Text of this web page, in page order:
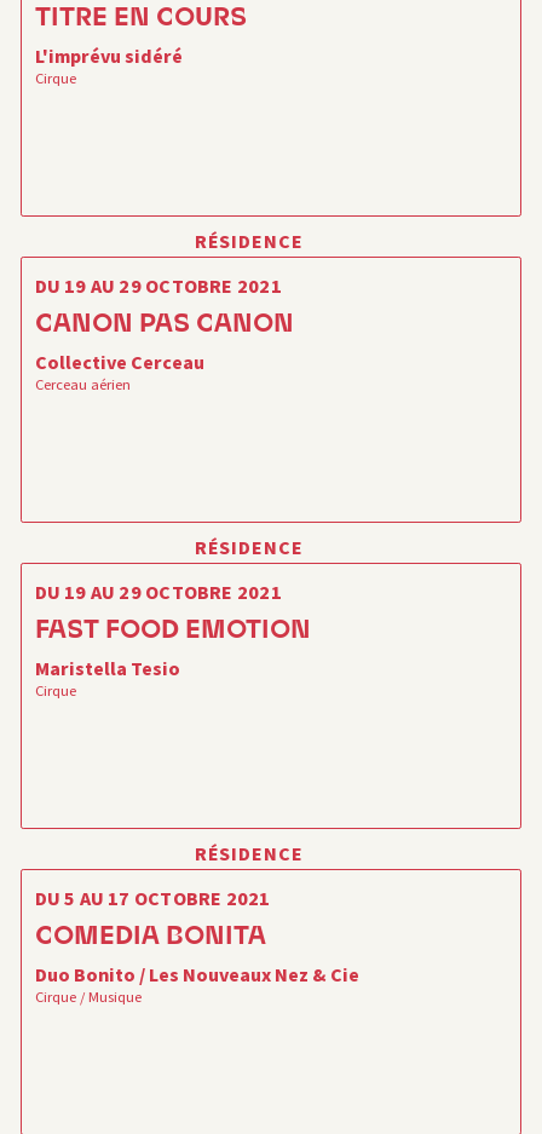
TITRE EN COURS
L'imprévu sidéré
Cirque
RÉSIDENCE
DU 19 AU 29 OCTOBRE 2021
CANON PAS CANON
Collective Cerceau
Cerceau aérien
RÉSIDENCE
DU 19 AU 29 OCTOBRE 2021
FAST FOOD EMOTION
Maristella Tesio
Cirque
RÉSIDENCE
DU 5 AU 17 OCTOBRE 2021
COMEDIA BONITA
Duo Bonito / Les Nouveaux Nez & Cie
Cirque / Musique